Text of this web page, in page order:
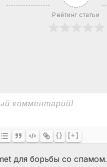
Рейтинг статьи
{} [+]
для борьбы со спамом.